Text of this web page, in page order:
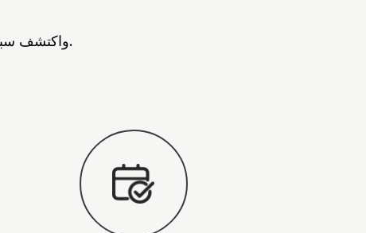
انغمس في عالم MUYU واكتشف سبب كوننا خبراء الأدوات الصحية العالميين لديك.